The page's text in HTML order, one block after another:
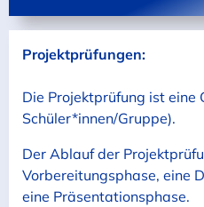
Projektprüfungen:
Die Projektprüfung ist eine
Schüler*innen/Gruppe).
Der Ablauf der
Vorbereitungsphase, eine
eine Präsentationsphase.